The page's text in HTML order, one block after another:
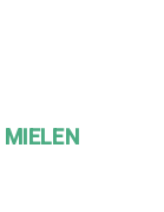
MIELEN